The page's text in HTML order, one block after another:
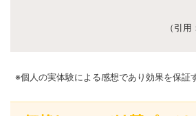
（引用
※個人の実体験による感想であり効果を保証